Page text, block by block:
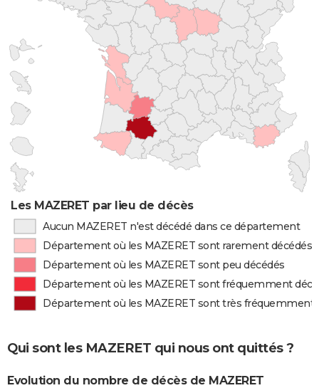
Les MAZERET par lieu de décès
Aucun MAZERET n'est décédé dans ce département
Département où les MAZERET sont rarement décédés
Département où les MAZERET sont peu décédés
Département où les MAZERET sont fréquemment
Département où les MAZERET sont très fréquemment
Qui sont les MAZERET qui nous ont quittés ?
Evolution du nombre de décès de MAZERET